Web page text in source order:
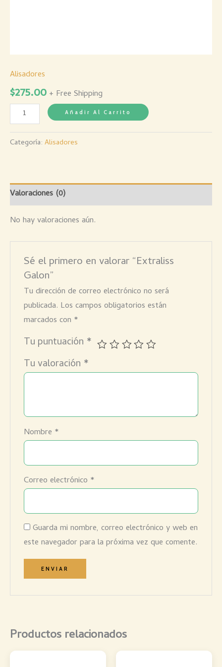
Alisadores
$275.00 + Free Shipping
Añadir Al Carrito
Categoría: Alisadores
Valoraciones (0)
No hay valoraciones aún.
Sé el primero en valorar “Extraliss
Galon”
Tu dirección de correo electrónico no será
publicada. Los campos obligatorios están
marcados con *
Tu puntuación *
Tu valoración *
Nombre *
Correo electrónico *
Guarda mi nombre, correo electrónico y web en
este navegador para la próxima vez que comente.
Productos relacionados